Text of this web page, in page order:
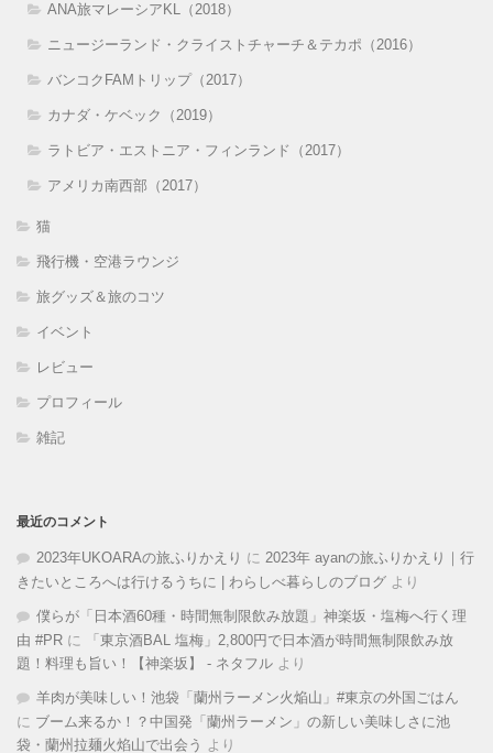
ANA旅マレーシアKL（2018）
ニュージーランド・クライストチャーチ＆テカポ（2016）
バンコクFAMトリップ（2017）
カナダ・ケベック（2019）
ラトビア・エストニア・フィンランド（2017）
アメリカ南西部（2017）
猫
飛行機・空港ラウンジ
旅グッズ＆旅のコツ
イベント
レビュー
プロフィール
雑記
最近のコメント
2023年UKOARAの旅ふりかえり に 2023年 ayanの旅ふりかえり｜行
きたいところへは行けるうちに | わらしべ暮らしのブログ より
僕らが「日本酒60種・時間無制限飲み放題」神楽坂・塩梅へ行く理
由 #PR に
「東京酒BAL 塩梅」2,800円で日本酒が時間無制限飲み放
題！料理も旨い！【神楽坂】 - ネタフル より
羊肉が美味しい！池袋「蘭州ラーメン火焔山」#東京の外国ごはん
に ブーム来るか！？中国発「蘭州ラーメン」の新しい美味しさに池
袋・蘭州拉麺火焰山で出会う より